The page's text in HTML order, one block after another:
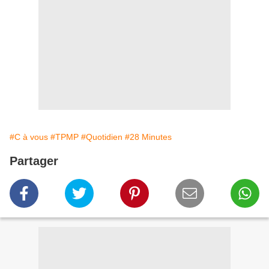
#C à vous #TPMP #Quotidien #28 Minutes
Partager